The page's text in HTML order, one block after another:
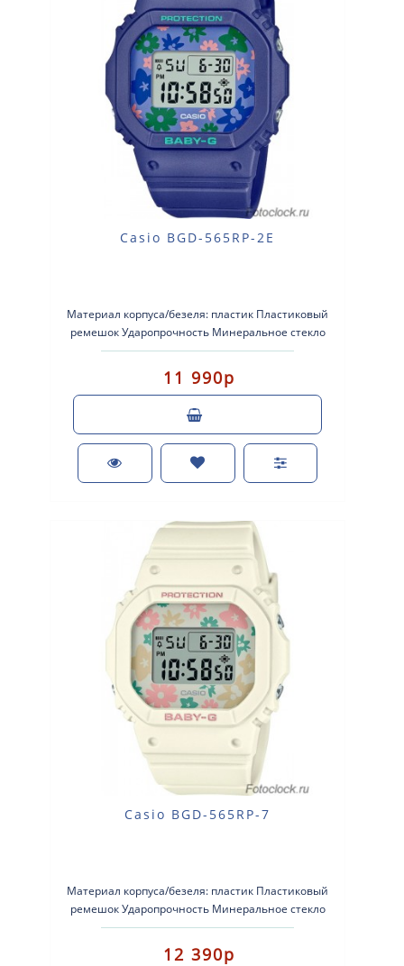
Casio BGD-565RP-2E
Материал корпуса/безеля: пластик Пластиковый
ремешок Ударопрочность Минеральное стекло
Водонепроницаем..
11 990р
Casio BGD-565RP-7
Материал корпуса/безеля: пластик Пластиковый
ремешок Ударопрочность Минеральное стекло
Водонепроница..
12 390р